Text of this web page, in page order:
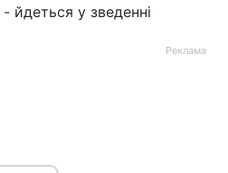
йдеться у зведенні
Реклама